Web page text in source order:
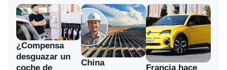
¿Compensa
desguazar un
coche de
China
Francia hace